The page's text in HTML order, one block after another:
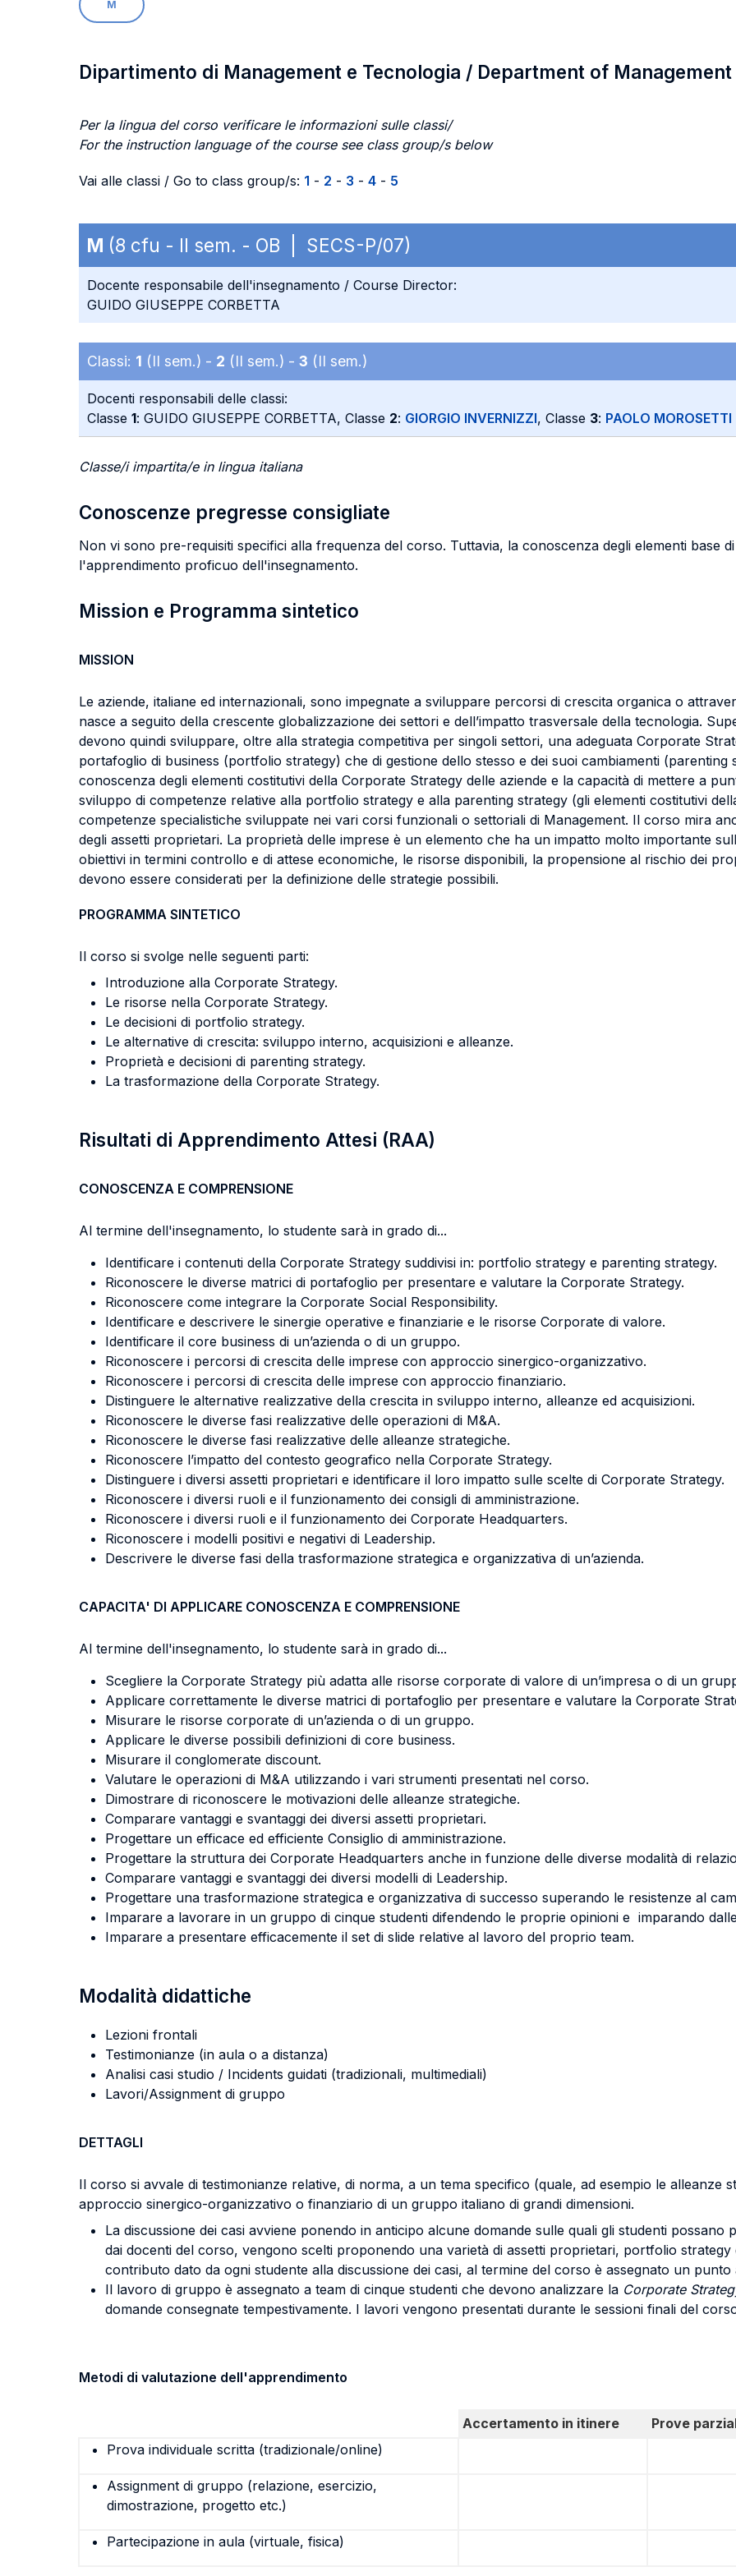
M
Dipartimento di Management e Tecnologia / Department of
Per la lingua del corso verificare le informazioni sulle classi/
For the instruction language of the course see class group/s below
Vai alle classi / Go to class group/s: 1 - 2 - 3 - 4 - 5
M (8 cfu - II sem. - OB | SECS-P/07)
Docente responsabile dell'insegnamento / Course Director:
GUIDO GIUSEPPE CORBETTA
Classi: 1 (II sem.) - 2 (II sem.) - 3 (II sem.)
Docenti responsabili delle classi:
Classe 1: GUIDO GIUSEPPE CORBETTA, Classe 2: GIORGIO INVERNIZZI, Classe 3: PAOLO MOROSETTI
Classe/i impartita/e in lingua italiana
Conoscenze pregresse consigliate
Non vi sono pre-requisiti specifici alla frequenza del corso. Tuttavia, la conoscenza degli elementi base
l'apprendimento proficuo dell'insegnamento.
Mission e Programma sintetico
MISSION
Le aziende, italiane ed internazionali, sono impegnate a sviluppare percorsi di crescita organica o
nasce a seguito della crescente globalizzazione dei settori e dell’impatto trasversale della tecnologia.
devono quindi sviluppare, oltre alla strategia competitiva per singoli settori, una adeguata Corporate
portafoglio di business (portfolio strategy) che di gestione dello stesso e dei suoi cambiamenti
conoscenza degli elementi costitutivi della Corporate Strategy delle aziende e la capacità di mettere a
sviluppo di competenze relative alla portfolio strategy e alla parenting strategy (gli elementi costitutivi
competenze specialistiche sviluppate nei vari corsi funzionali o settoriali di Management. Il corso mira
degli assetti proprietari. La proprietà delle imprese è un elemento che ha un impatto molto importante
obiettivi in termini controllo e di attese economiche, le risorse disponibili, la propensione al rischio dei
devono essere considerati per la definizione delle strategie possibili.
PROGRAMMA SINTETICO
Il corso si svolge nelle seguenti parti:
Introduzione alla Corporate Strategy.
Le risorse nella Corporate Strategy.
Le decisioni di portfolio strategy.
Le alternative di crescita: sviluppo interno, acquisizioni e alleanze.
Proprietà e decisioni di parenting strategy.
La trasformazione della Corporate Strategy.
Risultati di Apprendimento Attesi (RAA)
CONOSCENZA E COMPRENSIONE
Al termine dell'insegnamento, lo studente sarà in grado di...
Identificare i contenuti della Corporate Strategy suddivisi in: portfolio strategy e parenting strategy.
Riconoscere le diverse matrici di portafoglio per presentare e valutare la Corporate Strategy.
Riconoscere come integrare la Corporate Social Responsibility.
Identificare e descrivere le sinergie operative e finanziarie e le risorse Corporate di valore.
Identificare il core business di un’azienda o di un gruppo.
Riconoscere i percorsi di crescita delle imprese con approccio sinergico-organizzativo.
Riconoscere i percorsi di crescita delle imprese con approccio finanziario.
Distinguere le alternative realizzative della crescita in sviluppo interno, alleanze ed acquisizioni.
Riconoscere le diverse fasi realizzative delle operazioni di M&A.
Riconoscere le diverse fasi realizzative delle alleanze strategiche.
Riconoscere l’impatto del contesto geografico nella Corporate Strategy.
Distinguere i diversi assetti proprietari e identificare il loro impatto sulle scelte di Corporate Strategy.
Riconoscere i diversi ruoli e il funzionamento dei consigli di amministrazione.
Riconoscere i diversi ruoli e il funzionamento dei Corporate Headquarters.
Riconoscere i modelli positivi e negativi di Leadership.
Descrivere le diverse fasi della trasformazione strategica e organizzativa di un’azienda.
CAPACITA' DI APPLICARE CONOSCENZA E COMPRENSIONE
Al termine dell'insegnamento, lo studente sarà in grado di...
Scegliere la Corporate Strategy più adatta alle risorse corporate di valore di un’impresa o di un
Applicare correttamente le diverse matrici di portafoglio per presentare e valutare la Corporate
Misurare le risorse corporate di un’azienda o di un gruppo.
Applicare le diverse possibili definizioni di core business.
Misurare il conglomerate discount.
Valutare le operazioni di M&A utilizzando i vari strumenti presentati nel corso.
Dimostrare di riconoscere le motivazioni delle alleanze strategiche.
Comparare vantaggi e svantaggi dei diversi assetti proprietari.
Progettare un efficace ed efficiente Consiglio di amministrazione.
Progettare la struttura dei Corporate Headquarters anche in funzione delle diverse modalità di
Comparare vantaggi e svantaggi dei diversi modelli di Leadership.
Progettare una trasformazione strategica e organizzativa di successo superando le resistenze al
Imparare a lavorare in un gruppo di cinque studenti difendendo le proprie opinioni e imparando
Imparare a presentare efficacemente il set di slide relative al lavoro del proprio team.
Modalità didattiche
Lezioni frontali
Testimonianze (in aula o a distanza)
Analisi casi studio / Incidents guidati (tradizionali, multimediali)
Lavori/Assignment di gruppo
DETTAGLI
Il corso si avvale di testimonianze relative, di norma, a un tema specifico (quale, ad esempio le alleanze
approccio sinergico-organizzativo o finanziario di un gruppo italiano di grandi dimensioni.
La discussione dei casi avviene ponendo in anticipo alcune domande sulle quali gli studenti
dai docenti del corso, vengono scelti proponendo una varietà di assetti proprietari, portfolio
contributo dato da ogni studente alla discussione dei casi, al termine del corso è assegnato un
Il lavoro di gruppo è assegnato a team di cinque studenti che devono analizzare la Corporate
domande consegnate tempestivamente. I lavori vengono presentati durante le sessioni finali del
Metodi di valutazione dell'apprendimento
Accertamento in itinere Prove
Prova individuale scritta (tradizionale/online)
Assignment di gruppo (relazione, esercizio,
dimostrazione, progetto etc.)
Partecipazione in aula (virtuale, fisica)